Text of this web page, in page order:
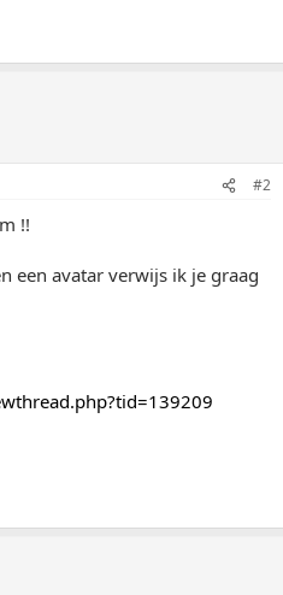
#2
!!
een avatar verwijs ik je graag